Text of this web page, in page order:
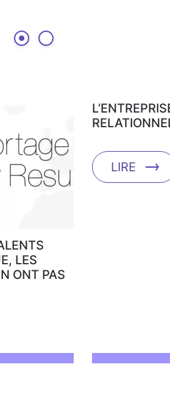
LES
ONT PAS
LIRE